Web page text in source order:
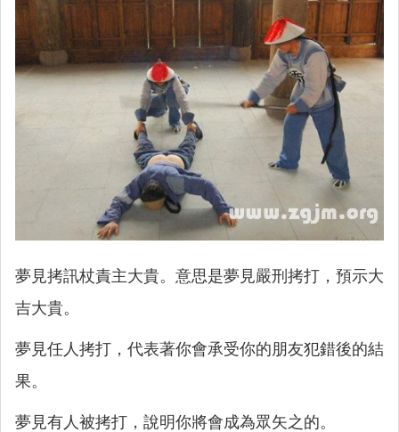
夢見拷訊杖責主大貴。意思是夢見嚴刑拷打，預示大
吉大貴。
夢見任人拷打，代表著你會承受你的朋友犯錯後的結
果。
夢見有人被拷打，說明你將會成為眾矢之的。